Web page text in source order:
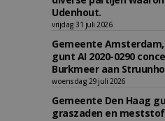
Udenhout.
vrijdag 31 juli 2026
Gemeente
gunt AI 2020-0290
Burkmeer aan
woensdag 29 juli 2026
Gemeente Den Haag
graszaden en